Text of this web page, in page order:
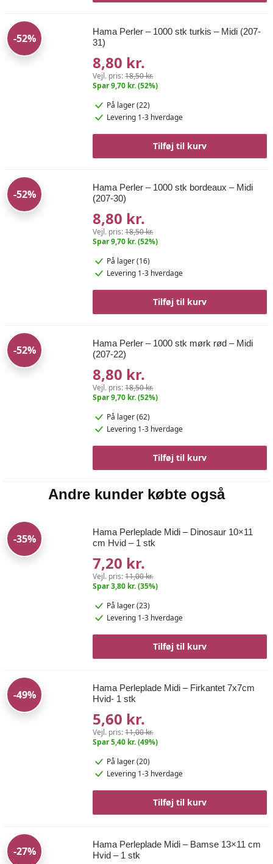
-52%
Hama Perler – 1000 stk turkis – Midi (207-
31)
8,80 kr.
Vejl. pris:18,50 kr.
Spar 9,70 kr. (52%)
På lager (22)
Levering 1-3 hverdage
Tilføj til kurv
-52%
Hama Perler – 1000 stk bordeaux – Midi
(207-30)
8,80 kr.
Vejl. pris:18,50 kr.
Spar 9,70 kr. (52%)
På lager (16)
Levering 1-3 hverdage
Tilføj til kurv
-52%
Hama Perler – 1000 stk mørk rød – Midi
(207-22)
8,80 kr.
Vejl. pris:18,50 kr.
Spar 9,70 kr. (52%)
På lager (62)
Levering 1-3 hverdage
Tilføj til kurv
Andre kunder købte også
-35%
Hama Perleplade Midi – Dinosaur 10×11
cm Hvid – 1 stk
7,20 kr.
Vejl. pris:11,00 kr.
Spar 3,80 kr. (35%)
På lager (23)
Levering 1-3 hverdage
Tilføj til kurv
-49%
Hama Perleplade Midi – Firkantet 7x7cm
Hvid- 1 stk
5,60 kr.
Vejl. pris:11,00 kr.
Spar 5,40 kr. (49%)
På lager (20)
Levering 1-3 hverdage
Tilføj til kurv
-27%
Hama Perleplade Midi – Bamse 13×11 cm
Hvid – 1 stk